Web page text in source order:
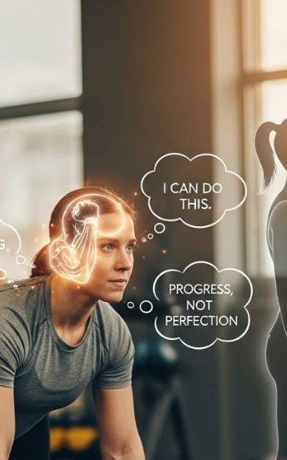
採用情
お問合